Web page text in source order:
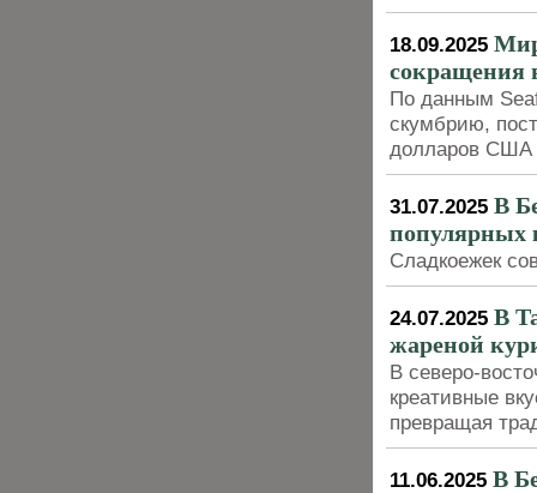
18.09.2025
сокращения
По данным
скумбрию,
долларов США
31.07.2025 В
популярных
Сладкоежек
24.07.2025 В
жареной
В северо-
креативные
превращая
11.06.2025 В